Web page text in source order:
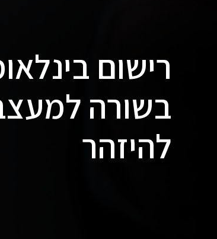
רישום
בשורה
להיזהר